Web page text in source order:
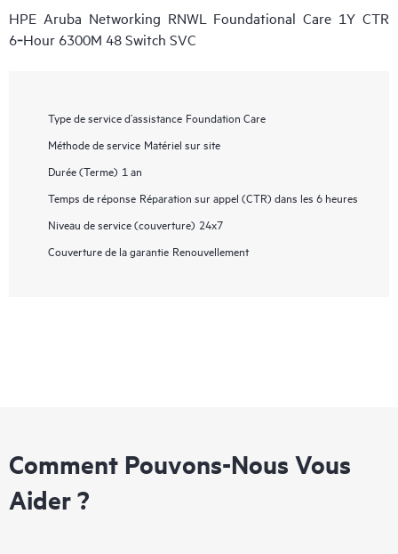
HPE Aruba Networking RNWL Foundational Care 1Y CTR
6‑Hour 6300M 48 Switch SVC
Type de service d’assistance Foundation Care
Méthode de service Matériel sur site
Durée (Terme) 1 an
Temps de réponse Réparation sur appel (CTR) dans les 6 heures
Niveau de service (couverture) 24x7
Couverture de la garantie Renouvellement
Comment Pouvons-Nous Vous
Aider ?